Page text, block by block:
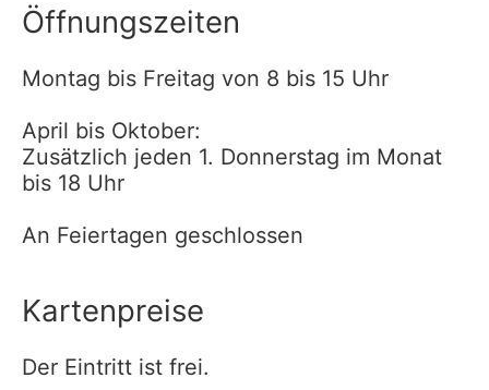
Öffnungszeiten
Montag bis Freitag von 8 bis 15 Uhr
April bis Oktober:
Zusätzlich jeden 1. Donnerstag im Monat
bis 18 Uhr
An Feiertagen geschlossen
Kartenpreise
Der Eintritt ist frei.